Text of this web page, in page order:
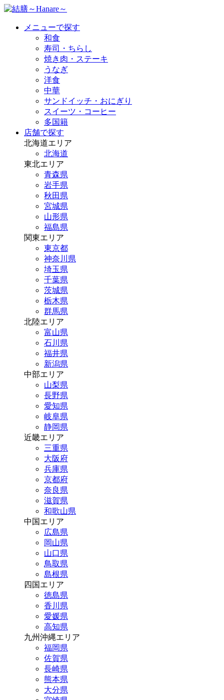
メニューで探す
和食
寿司・ちらし
焼き肉・ステーキ
うなぎ
洋食
中華
サンドイッチ・おにぎり
スイーツ・コーヒー
多国籍
店舗で探す
北海道エリア
北海道
東北エリア
青森県
岩手県
秋田県
宮城県
山形県
福島県
関東エリア
東京都
神奈川県
埼玉県
千葉県
茨城県
栃木県
群馬県
北陸エリア
富山県
石川県
福井県
新潟県
中部エリア
山梨県
長野県
愛知県
岐阜県
静岡県
近畿エリア
三重県
大阪府
兵庫県
京都府
奈良県
滋賀県
和歌山県
中国エリア
広島県
岡山県
山口県
鳥取県
島根県
四国エリア
徳島県
香川県
愛媛県
高知県
九州沖縄エリア
福岡県
佐賀県
長崎県
熊本県
大分県